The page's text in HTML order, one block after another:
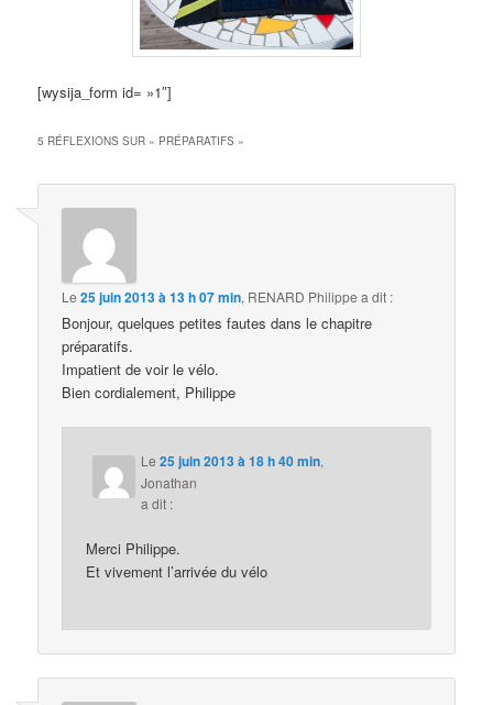
[wysija_form id= »1″]
5 RÉFLEXIONS SUR « PRÉPARATIFS »
Le25 juin 2013 à 13 h 07 min, RENARD Philippe a dit :
Bonjour, quelques petites fautes dans le chapitre
préparatifs.
Impatient de voir le vélo.
Bien cordialement, Philippe
Le25 juin 2013 à 18 h 40 min,
Jonathan
a dit :
Merci Philippe.
Et vivement l’arrivée du vélo